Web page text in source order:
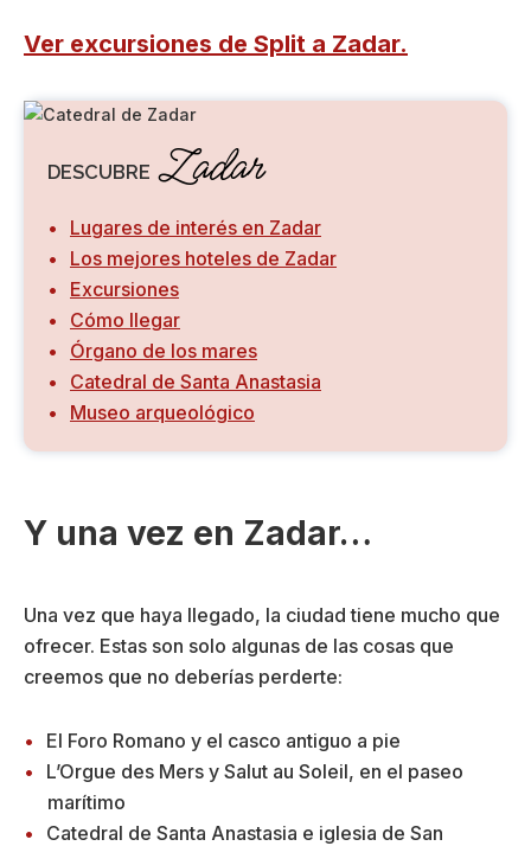
Ver excursiones de Split a Zadar.
DESCUBRE Zadar
Lugares de interés en Zadar
Los mejores hoteles de Zadar
Excursiones
Cómo llegar
Órgano de los mares
Catedral de Santa Anastasia
Museo arqueológico
Y una vez en Zadar…
Una vez que haya llegado, la ciudad tiene mucho que
ofrecer. Estas son solo algunas de las cosas que
creemos que no deberías perderte:
El Foro Romano y el casco antiguo a pie
L’Orgue des Mers y Salut au Soleil, en el paseo
marítimo
Catedral de Santa Anastasia e iglesia de San